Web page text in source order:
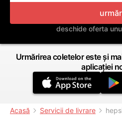
deschide oferta
Urmărirea coletelor este și
aplicației
Acasă Servicii de livrare